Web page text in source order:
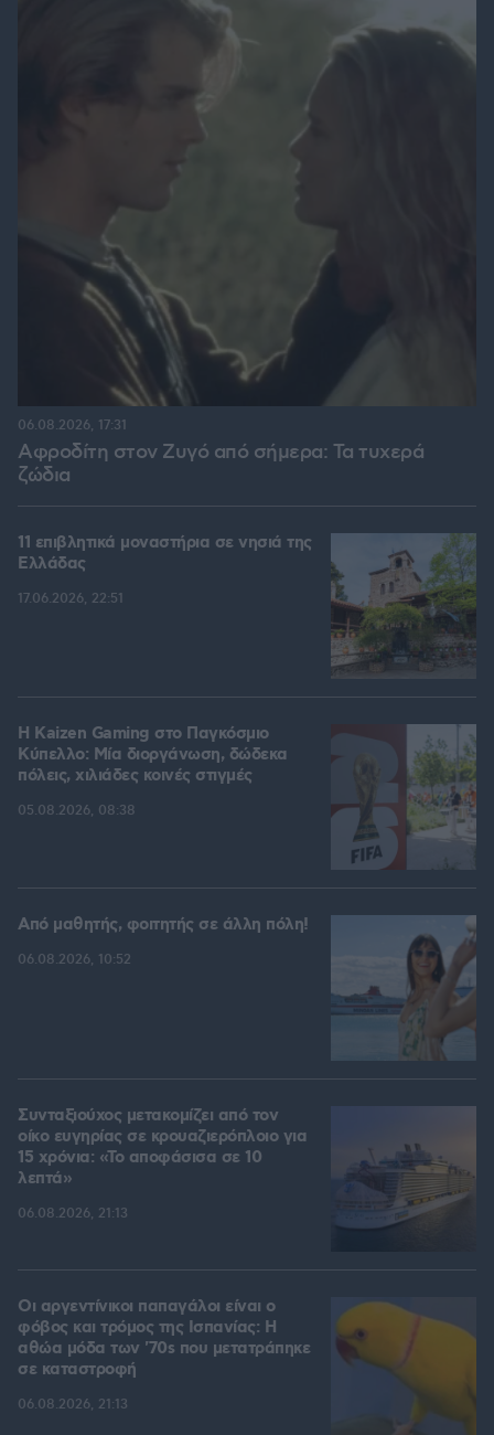
Αφροδίτη στον Ζυγό από σήμερα: Τα τυχερά
ζώδια
06.08.2026, 17:31
11 επιβλητικά μοναστήρια σε νησιά της
Ελλάδας
17.06.2026, 22:51
H Kaizen Gaming στο Παγκόσμιο
Kύπελλο: Μία διοργάνωση, δώδεκα
πόλεις, χιλιάδες κοινές στιγμές
05.08.2026, 08:38
Από μαθητής, φοιτητής σε άλλη πόλη!
06.08.2026, 10:52
Συνταξιούχος μετακομίζει από τον
οίκο ευγηρίας σε κρουαζιερόπλοιο για
15 χρόνια: «Το αποφάσισα σε 10
λεπτά»
06.08.2026, 21:13
Οι αργεντίνικοι παπαγάλοι είναι ο
φόβος και τρόμος της Ισπανίας: Η
αθώα μόδα των '70s που μετατράπηκε
σε καταστροφή
06.08.2026, 21:13